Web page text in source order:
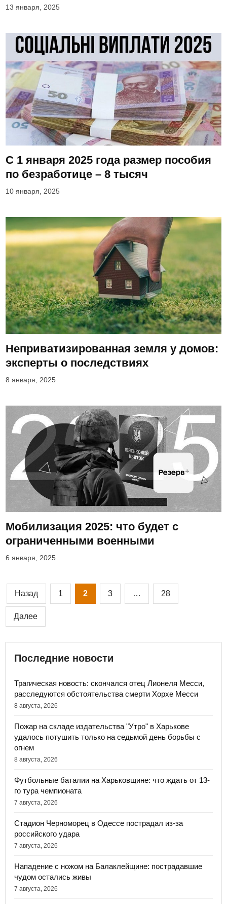
13 января, 2025
С 1 января 2025 года размер пособия
по безработице – 8 тысяч
10 января, 2025
Неприватизированная земля у домов:
эксперты о последствиях
8 января, 2025
Мобилизация 2025: что будет с
ограниченными военными
6 января, 2025
Пагинация
записей
Назад 1 2 3 … 28
Далее
Последние новости
Трагическая новость: скончался отец Лионеля Месси,
расследуются обстоятельства смерти Хорхе Месси
8 августа, 2026
Пожар на складе издательства "Утро" в Харькове
удалось потушить только на седьмой день борьбы с
огнем
8 августа, 2026
Футбольные баталии на Харьковщине: что ждать от 13-
го тура чемпионата
7 августа, 2026
Стадион Черноморец в Одессе пострадал из-за
российского удара
7 августа, 2026
Нападение с ножом на Балаклейщине: пострадавшие
чудом остались живы
7 августа, 2026